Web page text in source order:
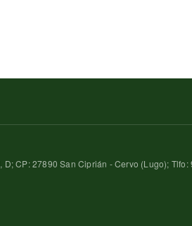
D; CP: 27890 San Ciprián - Cervo (Lugo);